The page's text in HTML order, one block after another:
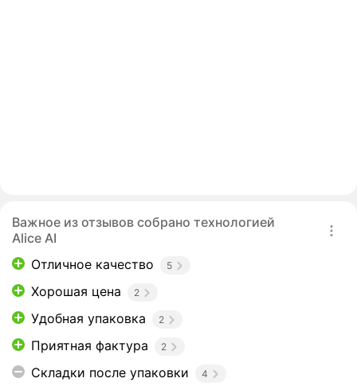
Важное из отзывов собрано технологией
Alice AI
Отличное качество
5
Хорошая цена 2
Удобная упаковка 2
Приятная фактура 2
Складки после упаковки 4